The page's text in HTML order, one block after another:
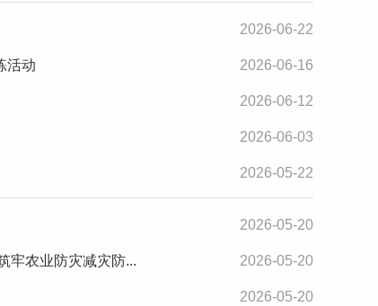
2026-06-22
2026-06-16
活动
2026-06-12
2026-06-03
2026-05-22
2026-05-20
2026-05-20
牢农业防灾减灾防...
2026-05-20